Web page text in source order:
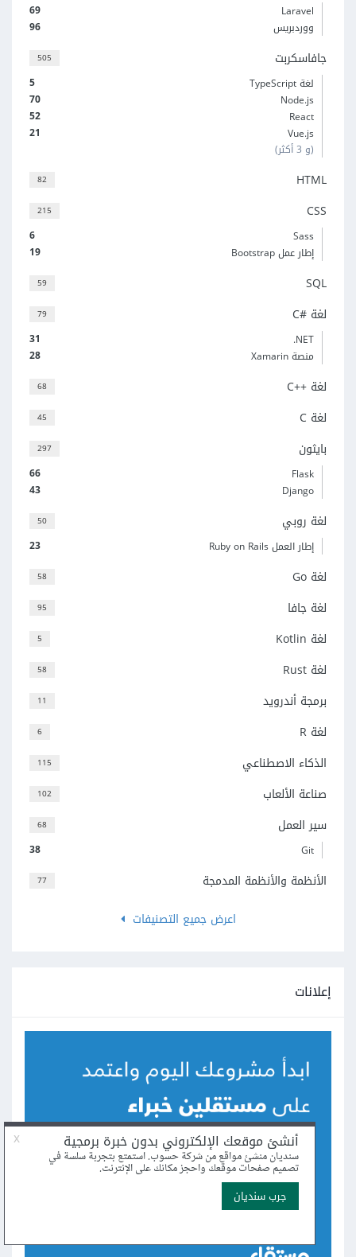
69
Laravel
96
ووردبريس
505 جافاسكربت
5
لغة TypeScript
70
Node.js
52
React
21
Vue.js
(و 3 أكثر)
82 HTML
215 CSS
6
Sass
19
إطار عمل Bootstrap
59 SQL
79 لغة C#‎
31
‎.NET
28
منصة Xamarin
68 لغة C++‎
45 لغة C
297 بايثون
66
Flask
43
Django
50 لغة روبي
23 إطار العمل Ruby on Rails
58 لغة Go
95 لغة جافا
5 لغة Kotlin
58 لغة Rust
11 برمجة أندرويد
6 لغة R
115 الذكاء الاصطناعي
102 صناعة الألعاب
68 سير العمل
38 Git
77
الأنظمة والأنظمة المدمجة
اعرض جميع التصنيفات
إعلانات